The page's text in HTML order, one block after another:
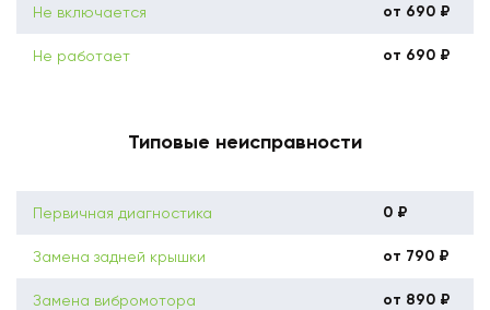
Не включается от 690 ₽
Не работает от 690 ₽
Типовые неисправности
Первичная диагностика 0 ₽
Замена задней крышки от 790 ₽
Замена вибромотора от 890 ₽